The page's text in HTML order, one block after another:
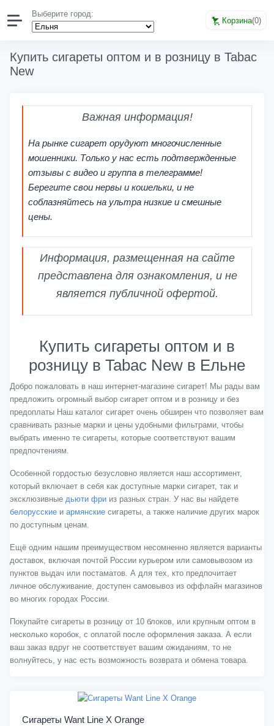
Выберите город:
Корзина(0)
Купить сигареты оптом и в розницу в Tabac
New
Важная информация!
На рынке сигарет орудуют многочисленные
мошенники. Только у нас есть подтвержденные
отзывы с видео и группа в телеграмме!
Берегите свои нервы и кошельки, и не
соблазняйтесь на ультра низкие и смешные
цены.
Информация, размещенная на сайте
представлена для ознакомления, и не
является публичной офертой.
Купить сигареты оптом и в
розницу в Tabac New в Ельне
Добро пожаловать в наш интернет-магазине сигарет! Мы рады вам
предложить огромный выбор сигарет оптом и в розницу и без
предоплаты Наш каталог сигарет очень обширен что позволяет вам
сравнивать разные марки и цены удобными фильтрами, чтобы
выбрать именно те сигареты, которые соответствуют вашим
предпочтениям.
Особенной гордостью безусловно является наш ассортимент,
который включает в себя как доступные марки сигарет, так и
эксклюзивные дьюти фри из разных стран. У нас вы найдете
белорусские и армянские сигареты, а также наличие других марок
по доступным ценам.
Ещё одним нашим преимуществом несомненно является варианты
доставок, включая почтой России курьером или самовывозом из
пунктов выдач или постаматов. А для тех, кто предпочитает
личное обслуживание, доступен самовывоз из оффлайн магазинов
во многих городах России.
Покупайте сигареты в розницу от 10 блоков, или крупным оптом в
несколько коробок, с оплатой после оформления заказа. А если
ваш заказ вдруг не соответствует вашим ожиданиям, то не
волнуйтесь, у нас есть возможность возврата и обмена товара.
Сигареты Want Line X Orange